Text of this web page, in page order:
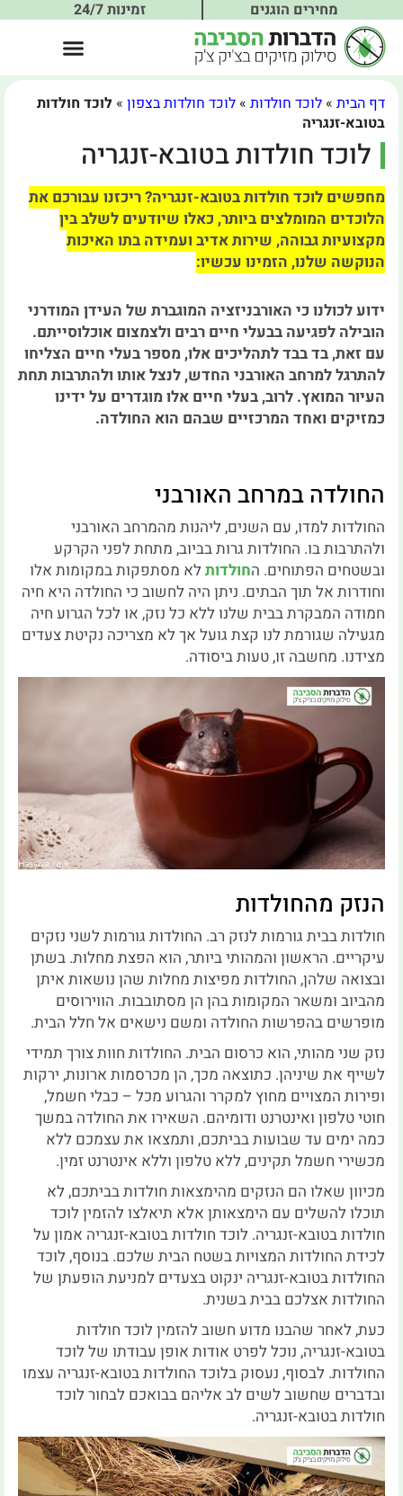
מחירים הוגנים זמינות 24/7
דף הבית »לוכד חולדות »לוכד חולדות בצפון »לוכד חולדות
בטובא-זנגריה
לוכד חולדות בטובא-זנגריה
מחפשים לוכד חולדות בטובא-זנגריה? ריכזנו עבורכם את
הלוכדים המומלצים ביותר, כאלו שיודעים לשלב בין
מקצועיות גבוהה, שירות אדיב ועמידה בתו האיכות
הנוקשה שלנו, הזמינו עכשיו:
ידוע לכולנו כי האורבניזציה המוגברת של העידן המודרני
הובילה לפגיעה בבעלי חיים רבים ולצמצום אוכלוסייתם.
עם זאת, בד בבד לתהליכים אלו, מספר בעלי חיים הצליחו
להתרגל למרחב האורבני החדש, לנצל אותו ולהתרבות תחת
העיור המואץ. לרוב, בעלי חיים אלו מוגדרים על ידינו
כמזיקים ואחד המרכזיים שבהם הוא החולדה.
החולדה במרחב האורבני
החולדות למדו, עם השנים, ליהנות מהמרחב האורבני
ולהתרבות בו. החולדות גרות בביוב, מתחת לפני הקרקע
ובשטחים הפתוחים. החולדות לא מסתפקות במקומות אלו
וחודרות אל תוך הבתים. ניתן היה לחשוב כי החולדה היא חיה
חמודה המבקרת בבית שלנו ללא כל נזק, או לכל הגרוע חיה
מגעילה שגורמת לנו קצת גועל אך לא מצריכה נקיטת צעדים
מצידנו. מחשבה זו, טעות ביסודה.
הנזק מהחולדות
חולדות בבית גורמות לנזק רב. החולדות גורמות לשני נזקים
עיקריים. הראשון והמהותי ביותר, הוא הפצת מחלות. בשתן
ובצואה שלהן, החולדות מפיצות מחלות שהן נושאות איתן
מהביוב ומשאר המקומות בהן הן מסתובבות. הווירוסים
מופרשים בהפרשות החולדה ומשם נישאים אל חלל הבית.
נזק שני מהותי, הוא כרסום הבית. החולדות חוות צורך תמידי
לשייף את שיניהן. כתוצאה מכך, הן מכרסמות ארונות, ירקות
ופירות המצויים מחוץ למקרר והגרוע מכל – כבלי חשמל,
חוטי טלפון ואינטרנט ודומיהם. השאירו את החולדה במשך
כמה ימים עד שבועות בביתכם, ותמצאו את עצמכם ללא
מכשירי חשמל תקינים, ללא טלפון וללא אינטרנט זמין.
מכיוון שאלו הם הנזקים מהימצאות חולדות בביתכם, לא
תוכלו להשלים עם הימצאותן אלא תיאלצו להזמין לוכד
חולדות בטובא-זנגריה. לוכד חולדות בטובא-זנגריה אמון על
לכידת החולדות המצויות בשטח הבית שלכם. בנוסף, לוכד
החולדות בטובא-זנגריה ינקוט בצעדים למניעת הופעתן של
החולדות אצלכם בבית בשנית.
כעת, לאחר שהבנו מדוע חשוב להזמין לוכד חולדות
בטובא-זנגריה, נוכל לפרט אודות אופן עבודתו של לוכד
החולדות. לבסוף, נעסוק בלוכד החולדות בטובא-זנגריה עצמו
ובדברים שחשוב לשים לב אליהם בבואכם לבחור לוכד
חולדות בטובא-זנגריה.